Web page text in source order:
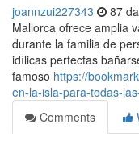
joannzui227343 87
Mallorca ofrece amplia
durante la familia de
idílicas perfectas
famoso https://
en-la-isla-para-todas-
Comments